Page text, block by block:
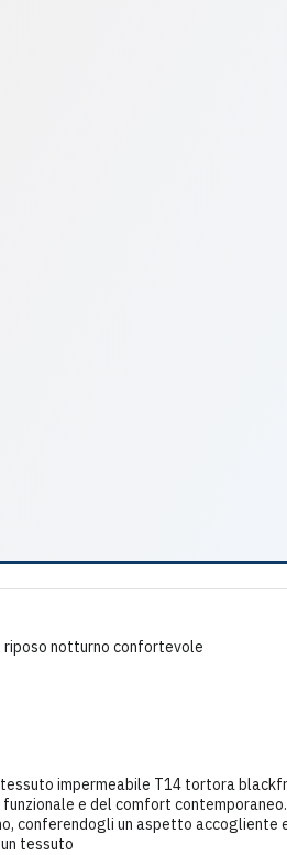
riposo notturno confortevole
impermeabile T14 tortora
e del comfort
conferendogli un aspetto
tessuto